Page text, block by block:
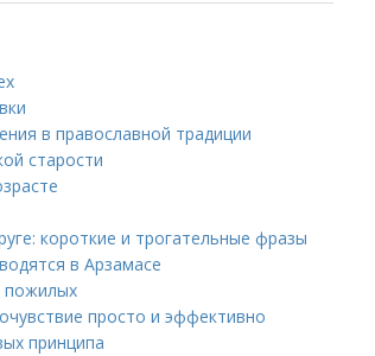
в православной традиции
старости
короткие и трогательные фразы
в Арзамасе
пожилых
просто и эффективно
принципа